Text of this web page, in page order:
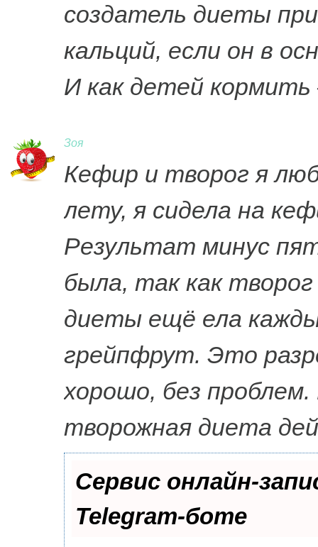
создатель диеты
кальций, если он в
И как детей кормить
Зоя
Кефир и творог я
лету, я сидела на
Результат минус
была, так как
диеты ещё ела
грейпфрут. Это
хорошо, без
творожная диета
Сервис онлайн-
Telegram-боте